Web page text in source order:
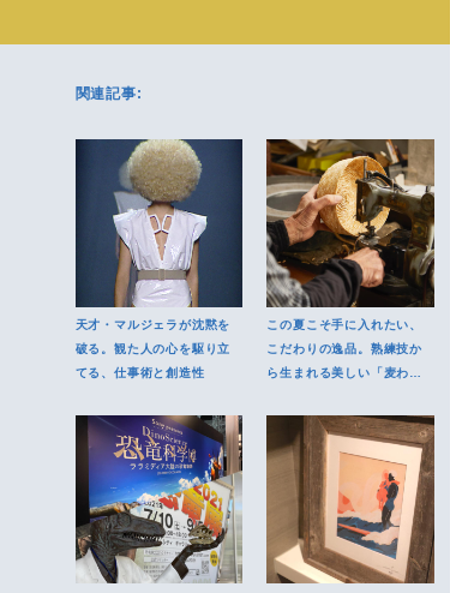
関連記事:
天才・マルジェラが沈黙を
破る。観た人の心を駆り立
てる、仕事術と創造性
この夏こそ手に入れたい、
こだわりの逸品。熟練技か
ら生まれる美しい「麦わら